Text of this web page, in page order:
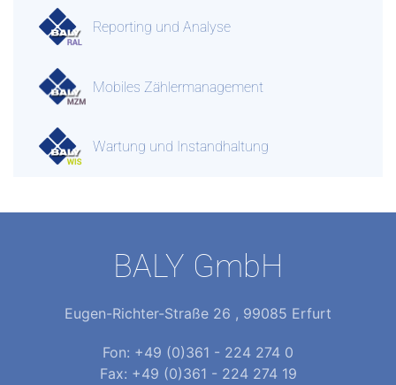
Reporting und Analyse
Mobiles Zählermanagement
Wartung und Instandhaltung
BALY GmbH
Eugen-Richter-Straße 26 , 99085 Erfurt
Fon: +49 (0)361 - 224 274 0
Fax: +49 (0)361 - 224 274 19